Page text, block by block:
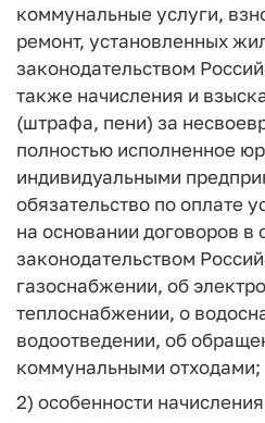
коммунальные услуги,
ремонт, установленных
законодательством
также начисления и
(штрафа, пени) за
полностью исполненное
индивидуальными
обязательство по оплате
на основании договоров в
законодательством
газоснабжении, об
теплоснабжении, о
водоотведении, об
коммунальными отходами;
2) особенности